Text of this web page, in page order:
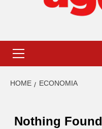
HOME ECONOMIA
Nothing Found